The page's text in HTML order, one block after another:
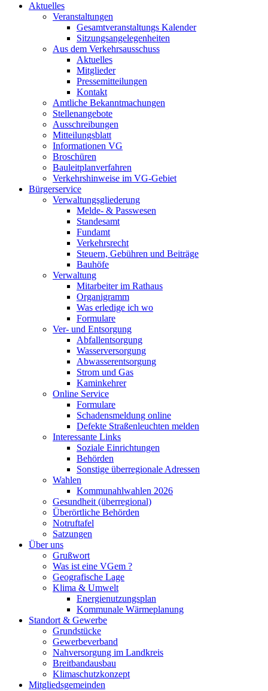
Aktuelles
Veranstaltungen
Gesamtveranstaltungs Kalender
Sitzungsangelegenheiten
Aus dem Verkehrsausschuss
Aktuelles
Mitglieder
Pressemitteilungen
Kontakt
Amtliche Bekanntmachungen
Stellenangebote
Ausschreibungen
Mitteilungsblatt
Informationen VG
Broschüren
Bauleitplanverfahren
Verkehrshinweise im VG-Gebiet
Bürgerservice
Verwaltungsgliederung
Melde- & Passwesen
Standesamt
Fundamt
Verkehrsrecht
Steuern, Gebühren und Beiträge
Bauhöfe
Verwaltung
Mitarbeiter im Rathaus
Organigramm
Was erledige ich wo
Formulare
Ver- und Entsorgung
Abfallentsorgung
Wasserversorgung
Abwasserentsorgung
Strom und Gas
Kaminkehrer
Online Service
Formulare
Schadensmeldung online
Defekte Straßenleuchten melden
Interessante Links
Soziale Einrichtungen
Behörden
Sonstige überregionale Adressen
Wahlen
Kommunahlwahlen 2026
Gesundheit (überregional)
Überörtliche Behörden
Notruftafel
Satzungen
Über uns
Grußwort
Was ist eine VGem ?
Geografische Lage
Klima & Umwelt
Energienutzungsplan
Kommunale Wärmeplanung
Standort & Gewerbe
Grundstücke
Gewerbeverband
Nahversorgung im Landkreis
Breitbandausbau
Klimaschutzkonzept
Mitgliedsgemeinden